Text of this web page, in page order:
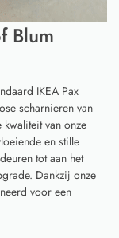
Blum
IKEA Pax
scharnieren van
van onze
en stille
tot aan het
Dankzij onze
voor een